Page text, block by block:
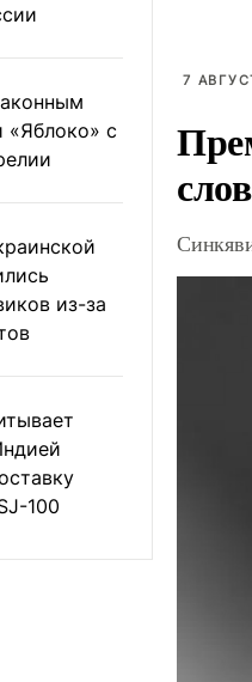
«Яблоко» с
из-за
100
7